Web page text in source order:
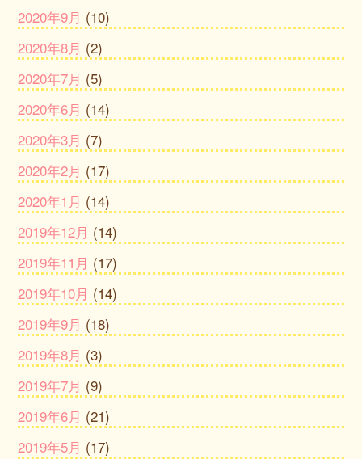
2020年9月 (10)
2020年8月 (2)
2020年7月 (5)
2020年6月 (14)
2020年3月 (7)
2020年2月 (17)
2020年1月 (14)
2019年12月 (14)
2019年11月 (17)
2019年10月 (14)
2019年9月 (18)
2019年8月 (3)
2019年7月 (9)
2019年6月 (21)
2019年5月 (17)